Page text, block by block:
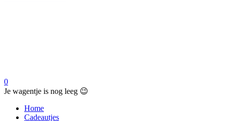
0
Je wagentje is nog leeg 😉
Home
Cadeautjes